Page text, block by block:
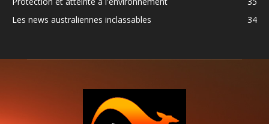
Les news australiennes inclassables
34